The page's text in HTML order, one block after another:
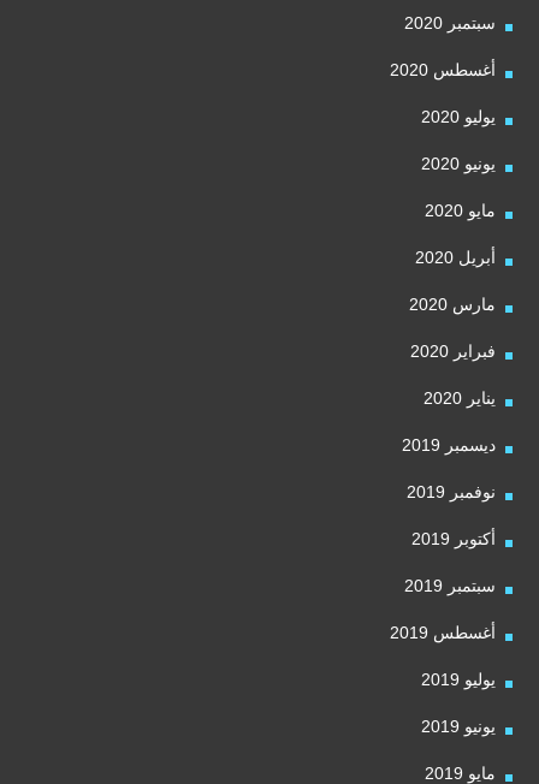
سبتمبر 2020
أغسطس 2020
يوليو 2020
يونيو 2020
مايو 2020
أبريل 2020
مارس 2020
فبراير 2020
يناير 2020
ديسمبر 2019
نوفمبر 2019
أكتوبر 2019
سبتمبر 2019
أغسطس 2019
يوليو 2019
يونيو 2019
مايو 2019